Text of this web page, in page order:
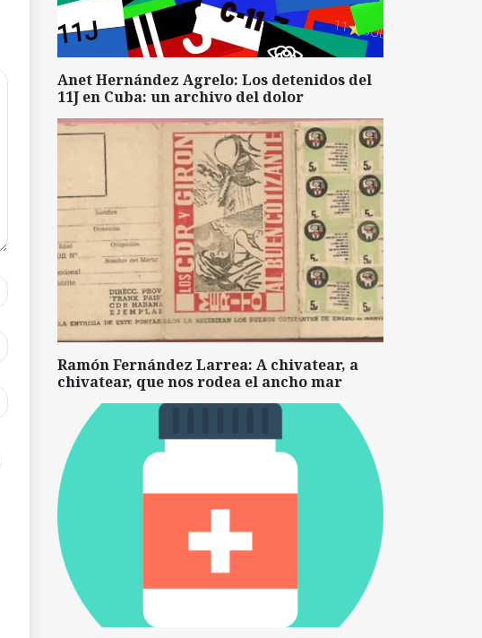
Anet Hernández Agrelo: Los detenidos del
11J en Cuba: un archivo del dolor
Ramón Fernández Larrea: A chivatear, a
chivatear, que nos rodea el ancho mar